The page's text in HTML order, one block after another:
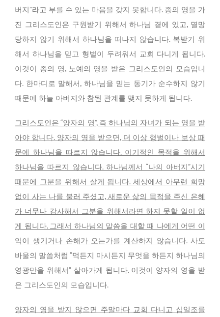
버지”라고 부를 수 있는 마음을 갖지 못합니다. 종의 영을 가
진 그리스도인은 구원받기 위해서 하나님 곁에 있고, 멸망
당하지 않기 위해서 하나님을 떠나지 않습니다. 복받기 위
해서 하나님을 믿고 형벌이 두려워서 교회 다니게 됩니다.
이것이 종의 영, 노예의 영을 받은 그리스도인의 모습입니
다. 한마디로 말해서, 하나님을 믿는 동기가 순수하지 않기
때문에 하늘 아버지와 참된 관계를 맺지 못하게 됩니다.
그리스도인은 “양자의 영”, 즉 하나님의 자녀가 되는 영을 받
아야 합니다. 양자의 영을 받으면, 더 이상 형벌이나 보상 때
문에 하나님을 따르지 않습니다. 이기적인 목적을 위해서
하나님을 따르지 않습니다. 하나님께서 “나의 아버지”시기
때문에 그분을 위해서 살게 됩니다. 세상에서 아무런 희망
없이 사는 나를 불러 주셨고, 새로운 삶의 목적을 주신 은혜
가 너무나 감사해서 그분을 위해서라면 하지 못할 일이 없
게 됩니다. 그래서 하나님의 말씀을 대할 때 나에게 어떤 이
익이 생기거나 손해가 오는가를 계산하지 않습니다.사도
바울의 말씀처럼 “먹든지 마시든지 무엇을 하든지 하나님의
영광만을 위해서” 살아가게 됩니다. 이것이 양자의 영을 받
은 그리스도인의 모습입니다.
양자의 영을 받지 않으면 주말마다 교회 다니고 십일조를